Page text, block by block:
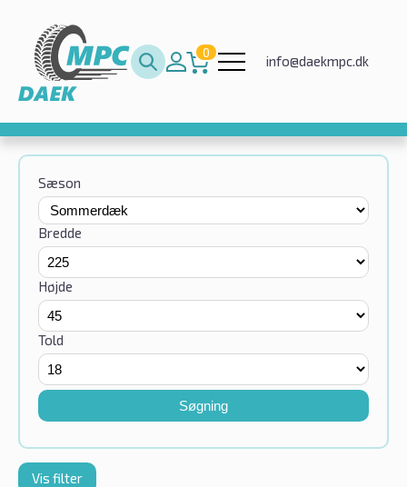
0
info@daekmpc.dk
Sæson
Bredde
Højde
Told
Søgning
Vis filter